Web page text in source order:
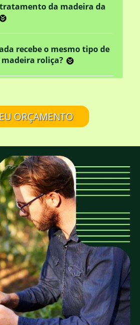
da madeira da
recebe o mesmo tipo de
roliça?
sem tratamento?
em Autoclave é tudo
na EUCATRATUS?
fornece madeira para quais
trabalha com peças roliças
ORÇAMENTO